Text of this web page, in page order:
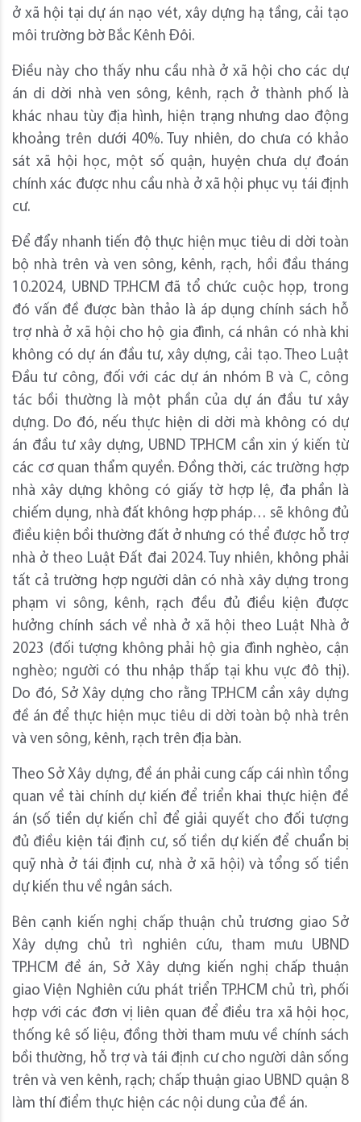
ở xã hội tại dự án nạo vét, xây dựng hạ tầng, cải tạo
môi trường bờ Bắc Kênh Đôi.
Điều này cho thấy nhu cầu nhà ở xã hội cho các dự
án di dời nhà ven sông, kênh, rạch ở thành phố là
khác nhau tùy địa hình, hiện trạng nhưng dao động
khoảng trên dưới 40%. Tuy nhiên, do chưa có khảo
sát xã hội học, một số quận, huyện chưa dự đoán
chính xác được nhu cầu nhà ở xã hội phục vụ tái định
cư.
Để đẩy nhanh tiến độ thực hiện mục tiêu di dời toàn
bộ nhà trên và ven sông, kênh, rạch, hồi đầu tháng
10.2024, UBND TP.HCM đã tổ chức cuộc họp, trong
đó vấn đề được bàn thảo là áp dụng chính sách hỗ
trợ nhà ở xã hội cho hộ gia đình, cá nhân có nhà khi
không có dự án đầu tư, xây dựng, cải tạo. Theo Luật
Đầu tư công, đối với các dự án nhóm B và C, công
tác bồi thường là một phần của dự án đầu tư xây
dựng. Do đó, nếu thực hiện di dời mà không có dự
án đầu tư xây dựng, UBND TP.HCM cần xin ý kiến từ
các cơ quan thẩm quyền. Đồng thời, các trường hợp
nhà xây dựng không có giấy tờ hợp lệ, đa phần là
chiếm dụng, nhà đất không hợp pháp… sẽ không đủ
điều kiện bồi thường đất ở nhưng có thể được hỗ trợ
nhà ở theo Luật Đất đai 2024. Tuy nhiên, không phải
tất cả trường hợp người dân có nhà xây dựng trong
phạm vi sông, kênh, rạch đều đủ điều kiện được
hưởng chính sách về nhà ở xã hội theo Luật Nhà ở
2023 (đối tượng không phải hộ gia đình nghèo, cận
nghèo; người có thu nhập thấp tại khu vực đô thị).
Do đó, Sở Xây dựng cho rằng TP.HCM cần xây dựng
đề án để thực hiện mục tiêu di dời toàn bộ nhà trên
và ven sông, kênh, rạch trên địa bàn.
Theo Sở Xây dựng, đề án phải cung cấp cái nhìn tổng
quan về tài chính dự kiến để triển khai thực hiện đề
án (số tiền dự kiến chỉ để giải quyết cho đối tượng
đủ điều kiện tái định cư, số tiền dự kiến để chuẩn bị
quỹ nhà ở tái định cư, nhà ở xã hội) và tổng số tiền
dự kiến thu về ngân sách.
Bên cạnh kiến nghị chấp thuận chủ trương giao Sở
Xây dựng chủ trì nghiên cứu, tham mưu UBND
TP.HCM đề án, Sở Xây dựng kiến nghị chấp thuận
giao Viện Nghiên cứu phát triển TP.HCM chủ trì, phối
hợp với các đơn vị liên quan để điều tra xã hội học,
thống kê số liệu, đồng thời tham mưu về chính sách
bồi thường, hỗ trợ và tái định cư cho người dân sống
trên và ven kênh, rạch; chấp thuận giao UBND quận 8
làm thí điểm thực hiện các nội dung của đề án.